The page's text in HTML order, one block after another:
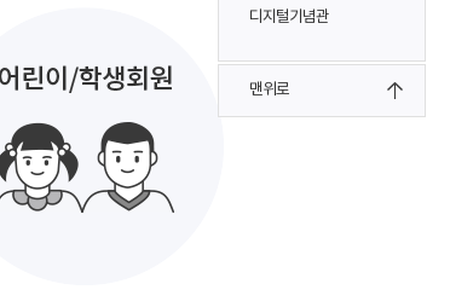
디지털기념관
맨위로